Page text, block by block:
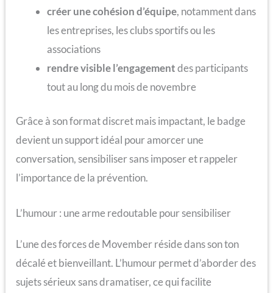
créer une cohésion d’équipe, notamment dans
les entreprises, les clubs sportifs ou les
associations
rendre visible l’engagementdes participants
tout au long du mois de novembre
Grâce à son format discret mais impactant, le badge
devient un support idéal pour amorcer une
conversation, sensibiliser sans imposer et rappeler
l’importance de la prévention.
L’humour : une arme redoutable pour sensibiliser
L’une des forces de Movember réside dans son ton
décalé et bienveillant. L’humour permet d’aborder des
sujets sérieux sans dramatiser, ce qui facilite